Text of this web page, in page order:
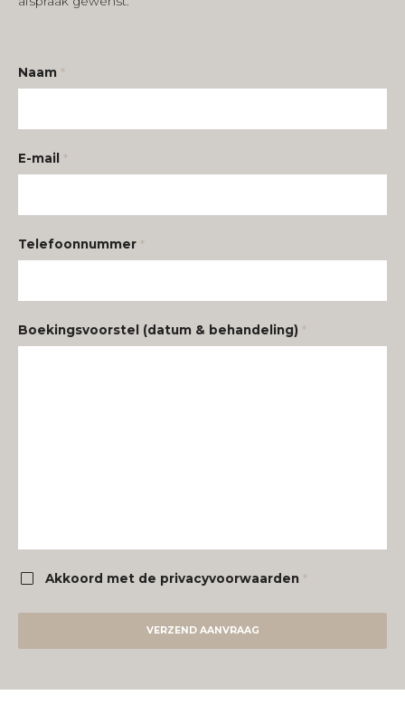
Naam *
E-mail *
Telefoonnummer *
Boekingsvoorstel (datum & behandeling) *
Akkoord met de privacyvoorwaarden *
VERZEND AANVRAAG